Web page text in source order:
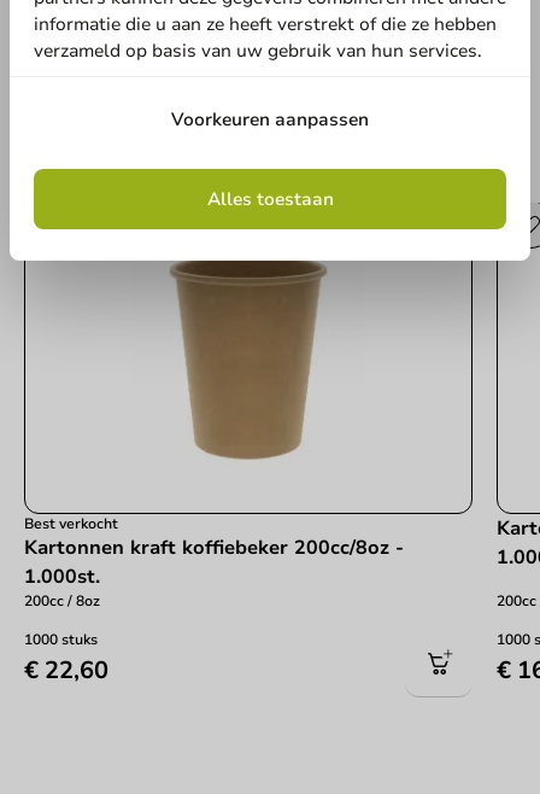
Schrijf een review
Andere producten uit deze serie
Best verkocht
Kartonnen kraft koffiebeker 200cc/8oz -
1.000st.
200cc / 8oz
1000 stuks
€ 22,60
1000
€
informatie die u aan ze heeft verstrekt of die ze hebben
verzameld op basis van uw gebruik van hun services.
Voorkeuren aanpassen
Alles toestaan